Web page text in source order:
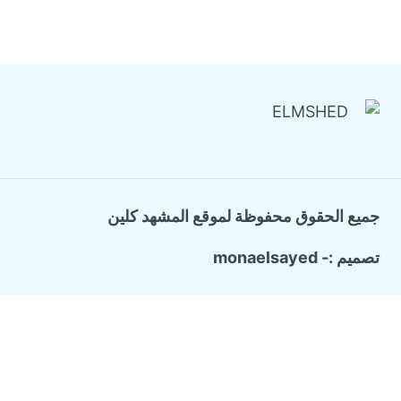
جميع الحقوق محفوظة لموقع المشهد كلين
تصميم :- monaelsayed